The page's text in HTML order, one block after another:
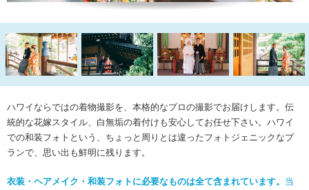
ハワイならではの着物撮影を、本格的なプロの撮影でお届けします。伝
統的な花嫁スタイル、白無垢の着付けも安心してお任せ下さい。 ハワイ
での和装フォトという、ちょっと周りとは違ったフォトジェニックなプ
ランで、思い出も鮮明に残ります。
衣装・ヘアメイク・和装フォトに必要なものは全て含まれています。 当